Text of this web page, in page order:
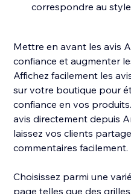
correspondre au
Mettre en avant les avis
confiance et augmenter
Affichez facilement les
sur votre boutique pour
confiance en vos
avis directement depuis
laissez vos clients
commentaires facilement.
Choisissez parmi une
page telles que des